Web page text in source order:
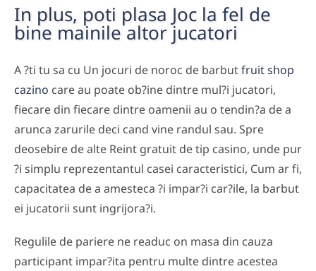
In plus, poti plasa Joc la fel de
bine mainile altor jucatori
A ?ti tu sa cu Un jocuri de noroc de barbutfruit shop
cazino care au poate ob?ine dintre mul?i jucatori,
fiecare din fiecare dintre oamenii au o tendin?a de a
arunca zarurile deci cand vine randul sau. Spre
deosebire de alte Reint gratuit de tip casino, unde pur
?i simplu reprezentantul casei caracteristici, Cum ar fi,
capacitatea de a amesteca ?i impar?i car?ile, la barbut
ei jucatorii sunt ingrijora?i.
Regulile de pariere ne readuc on masa din cauza
participant impar?ita pentru multe dintre acestea